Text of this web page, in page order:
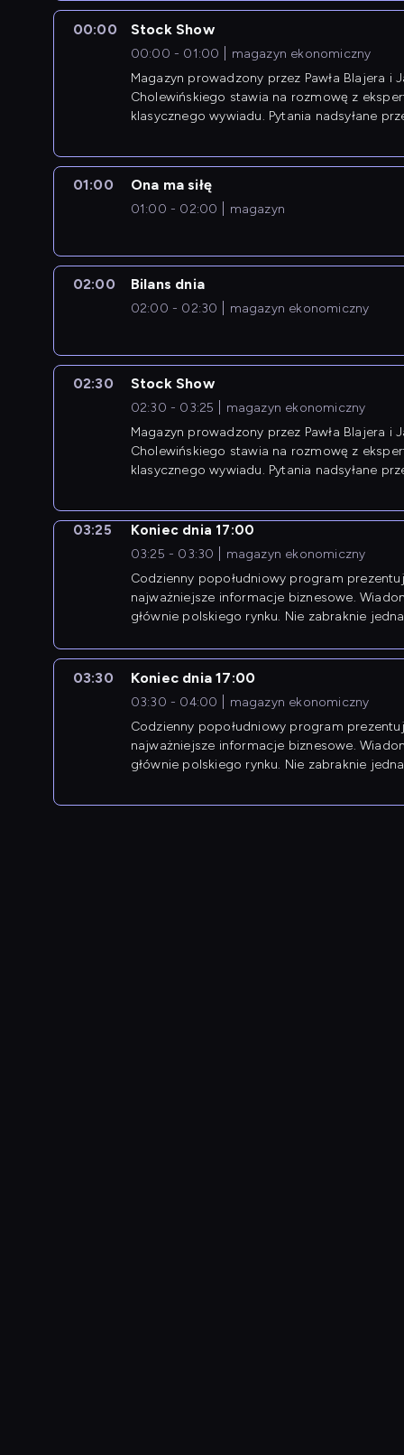
00:00 Stock Show
00:00 - 01:00
magazyn ekonomiczny
Magazyn prowadzony przez Pawła Blajera i
Cholewińskiego stawia na rozmowę z
klasycznego wywiadu. Pytania nadsyłane
01:00 Ona ma siłę
01:00 - 02:00 magazyn
02:00 Bilans dnia
02:00 - 02:30 magazyn ekonomiczny
02:30 Stock Show
02:30 - 03:25
magazyn ekonomiczny
Magazyn prowadzony przez Pawła Blajera i
Cholewińskiego stawia na rozmowę z
klasycznego wywiadu. Pytania nadsyłane
03:25 Koniec dnia 17:00
03:25 - 03:30
magazyn ekonomiczny
Codzienny popołudniowy program
najważniejsze informacje biznesowe.
głównie polskiego rynku. Nie zabraknie
03:30 Koniec dnia 17:00
03:30 - 04:00
magazyn ekonomiczny
Codzienny popołudniowy program
najważniejsze informacje biznesowe.
głównie polskiego rynku. Nie zabraknie